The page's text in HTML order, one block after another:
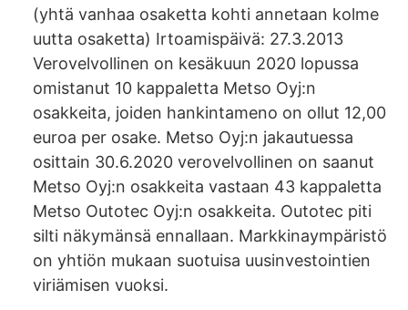
(yhtä vanhaa osaketta kohti annetaan kolme
uutta osaketta) Irtoamispäivä: 27.3.2013
Verovelvollinen on kesäkuun 2020 lopussa
omistanut 10 kappaletta Metso Oyj:n
osakkeita, joiden hankintameno on ollut 12,00
euroa per osake. Metso Oyj:n jakautuessa
osittain 30.6.2020 verovelvollinen on saanut
Metso Oyj:n osakkeita vastaan 43 kappaletta
Metso Outotec Oyj:n osakkeita. Outotec piti
silti näkymänsä ennallaan. Markkinaympäristö
on yhtiön mukaan suotuisa uusinvestointien
viriämisen vuoksi.